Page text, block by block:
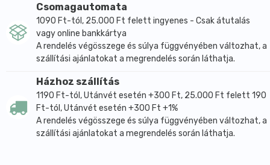
Mikrohullámú sütőt ne használjunk a melegítéshez!
A sókristály hosszú ideig megőrzi a hőmérsékletét,
rezgései serkentik az immunrendszert.
VIGYÁZAT! A túl meleg sópárna sérülést okozhat!
meztelen bőrfelületre tennénk!
A sópárna hűtése:
Tegyük a sópárnát kb. fél órára a mélyhűtőbe és utána
a fájó testrészre.
Csomagautomata
1090 Ft-tól, 25.000 Ft felett ingyenes - Csak átutalás
vagy online bankkártya
A rendelés végösszege és súlya függvényében változhat, a
szállítási ajánlatokat a megrendelés során láthatja.
Házhoz szállítás
1190 Ft-tól, Utánvét esetén +300 Ft, 25.000 Ft felett 190
Ft-tól, Utánvét esetén +300 Ft +1%
A rendelés végösszege és súlya függvényében változhat, a
szállítási ajánlatokat a megrendelés során láthatja.